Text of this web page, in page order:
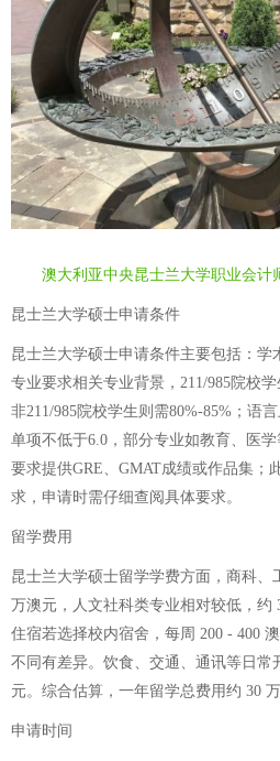
澳大利亚中央昆士兰大学职业会计
昆士兰大学硕士申请条件
昆士兰大学硕士申请条件主要包括：学
专业要求相关专业背景，211/985院校学
非211/985院校学生则需80%-85%；语
单项不低于6.0，部分专业如教育、医
要求提供GRE、GMAT成绩或作品集；
求，申请时需仔细查阅具体要求。
留学费用
昆士兰大学硕士留学学费方面，商科、
万澳元，人文社科类专业相对较低，约
住宿若选择校内宿舍，每周 200 - 400
不同有差异。饮食、交通、通讯等日常
元。综合估算，一年留学总费用约 30
申请时间